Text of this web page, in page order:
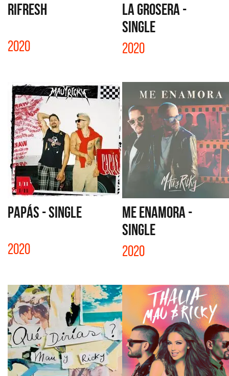
RIFRESH
2020
LA GROSERA -
SINGLE
2020
PAPÁS - SINGLE
2020
ME ENAMORA -
SINGLE
2020